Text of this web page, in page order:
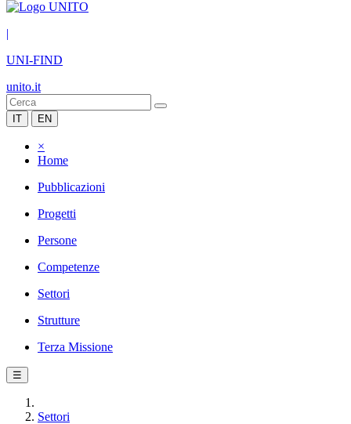
|
UNI-FIND
unito.it
IT EN
×
Home
Pubblicazioni
Progetti
Persone
Competenze
Settori
Strutture
Terza Missione
☰
Settori